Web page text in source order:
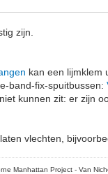
zijn.
kan een lijmklem
band-fix-spuitbussen:
kunnen zit: er zijn
vlechten,
Manhattan Project - Van